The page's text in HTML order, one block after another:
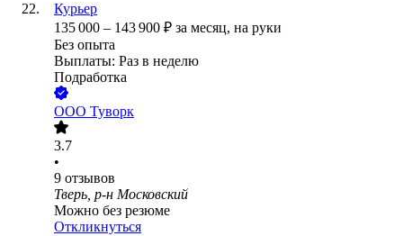
Курьер
135 000 – 143 900 ₽ за месяц, на руки
Без опыта
Выплаты: Раз в неделю
Подработка
ООО Туворк
3.7
•
9 отзывов
Тверь, р-н Московский
Можно без резюме
Откликнуться